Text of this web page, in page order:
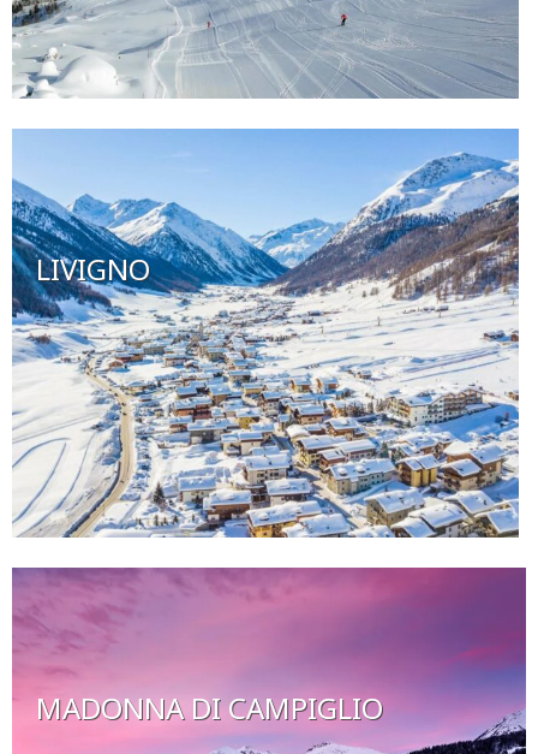
LIVIGNO
MADONNA DI CAMPIGLIO